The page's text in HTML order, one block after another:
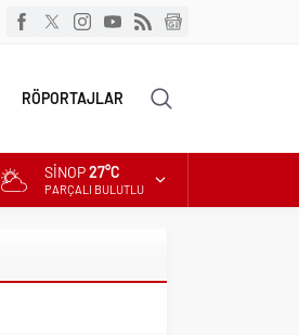
RÖPORTAJLAR
SINOP27°C
PARÇALI BULUTLU